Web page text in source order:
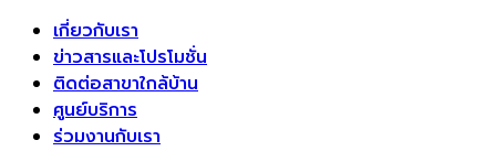
เกี่ยวกับเรา
ข่าวสารและโปรโมชั่น
ติดต่อสาขาใกล้บ้าน
ศูนย์บริการ
ร่วมงานกับเรา